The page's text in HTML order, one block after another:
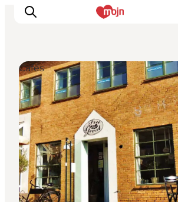
Erlebnisse
Städte und Regionen
Events
Übernachtung
Plane deine Reise
Booking
Cafés